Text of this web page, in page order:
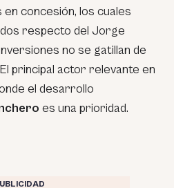
concesión, los cuales
respecto del Jorge
no se gatillan de
El principal actor relevante en
el desarrollo
es una prioridad.